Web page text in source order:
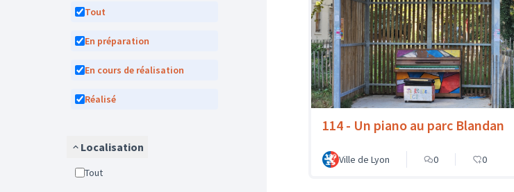
Tout
En préparation
En cours de réalisation
Réalisé
Localisation
Tout
114 - Un piano au parc Blandan
Ville de Lyon 0 0